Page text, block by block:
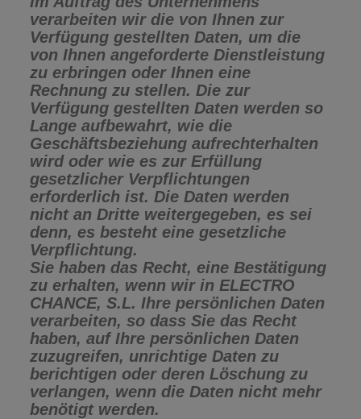
verarbeiten wir die von Ihnen zur
Verfügung gestellten Daten, um die
von Ihnen angeforderte Dienstleistung
zu erbringen oder Ihnen eine
Rechnung zu stellen. Die zur
Verfügung gestellten Daten werden so
Lange aufbewahrt, wie die
Geschäftsbeziehung aufrechterhalten
wird oder wie es zur Erfüllung
gesetzlicher Verpflichtungen
erforderlich ist. Die Daten werden
nicht an Dritte weitergegeben, es sei
denn, es besteht eine gesetzliche
Verpflichtung.
Sie haben das Recht, eine Bestätigung
zu erhalten, wenn wir in ELECTRO
CHANCE, S.L. Ihre persönlichen Daten
verarbeiten, so dass Sie das Recht
haben, auf Ihre persönlichen Daten
zuzugreifen, unrichtige Daten zu
berichtigen oder deren Löschung zu
verlangen, wenn die Daten nicht mehr
benötigt werden.